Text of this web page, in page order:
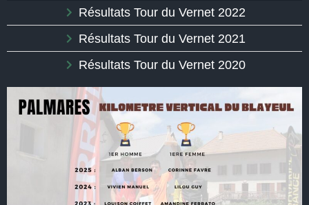
Résultats Tour du Vernet 2022
Résultats Tour du Vernet 2021
Résultats Tour du Vernet 2020